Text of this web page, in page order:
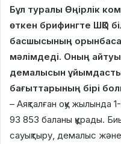
Бұл туралы Өңірлік
өткен брифингте ШҚО
басшысының
мәлімдеді. Оның
демалысын
бағыттарының бірі
– Аяқталған оқу жылында
93 853 баланы құрады.
сауықтыру, демалыс